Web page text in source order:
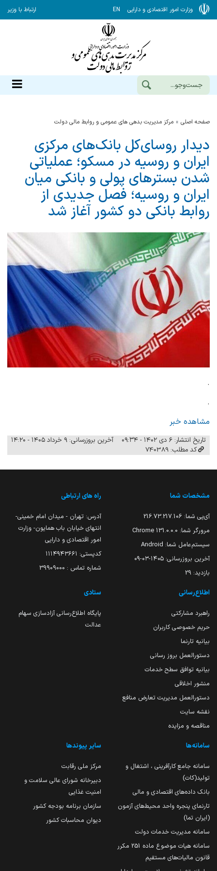
وزارت امور اقتصادی و دارایی EN ارتباط با وزیر
صفحه اصلی مرکز مدیریت بدهی های عمومی و روابط مالی دولت
دیدار روسای‌کل بانک‌های مرکزی
ایران و روسیه در مسکو؛ عملیاتی
شدن بسترهای پولی و بانکی میان
ایران و روسیه؛ فصل جدیدی از
روابط بانکی دو کشور آغاز شد
.
.
مشاهده خبر
تاریخ انتشار: ۶ دی ۱۴۰۲ - ۰۹:۳۴
آخرین بروزرسانی: ۹ خرداد ۱۴۰۵ - ۱۴:۲۰
کد مطلب: 740389
مشخصات شما
آی‌پی شما: 216.73.217.106
مرورگر شما: 131.0.0.0 Chrome
سیستم‌عامل شما: Android
آخرین بروزرسانی: ۱۴۰۵-۰۳-۰۹
بازدید: 29
راه های ارتباطی
آدرس: تهران - میدان امام خمینی-
انتهای خیابان باب همایون- وزارت
امور اقتصادی و دارایی
کدپستی: ۱۱۱۴۹۴۳۶۶۱
شماره تماس : 39909000
اطلاع‌رسانی
راهبرد مشارکتی
حریم خصوصی کاربران
بیانیه تارنما
دستورالعمل بروز رسانی
بیانیه توافق سطح خدمات
منشور اخلاقی
دستورالعمل مدیریت تعارض منافع
نقشه سایت
مناقصه و مزایده
ستادی
پایگاه اطلاع‌رسانی آزادسازی سهام
عدالت
سامانه‌ها
سامانه جامع کارآفرینی ، اشتغال و
تولید(کات)
بانک داده‌های اقتصادی و مالی
تارنمای پنجره واحد محیط‌های آزمون
(ایران تما)
سامانه مدیریت خدمات دولت
سامانه هیات موضوع ماده 251 مکرر
قانون مالیات‌های مستقیم
سایر پیوندها
مرکز ملی رقابت
دبیرخانه شورای عالی سلامت و
امنیت غذایی
سازمان برنامه بودجه کشور
دیوان محاسبات کشور